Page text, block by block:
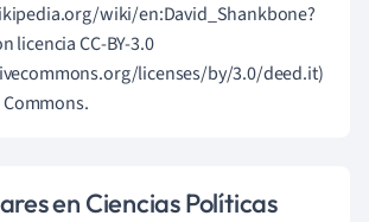
wiki/en:David_Shankbone?
licencia CC-BY-3.0
licenses/by/3.0/deed.it)
en Ciencias Políticas